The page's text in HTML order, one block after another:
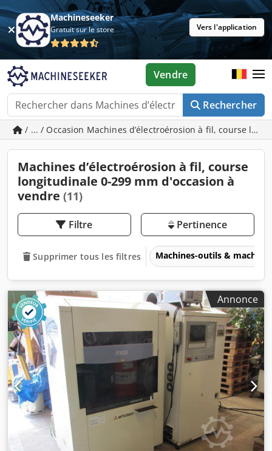
Machineseeker
Gratuit sur le store Vers l'application
Rechercher
Vendre
/ ... / Occasion Machines d’électroérosion à fil, course
Machines d’électroérosion à fil, course
longitudinale 0-299 mm d'occasion à
vendre (11)
Filtre Pertinence
Supprimer tous les filtres Machines-outils &
Annonce